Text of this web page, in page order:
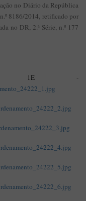
no Diário da República
8186/2014, retificado por
no DR, 2.ª Série, n.º 177
1E -